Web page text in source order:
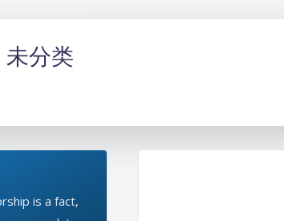
未分类
is a fact,